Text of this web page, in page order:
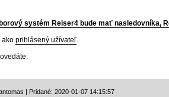
systém Reiser4 bude mať nasledovníka,
ako prihlásený užívateľ.
| Pridané: 2020-01-07 14:15:57